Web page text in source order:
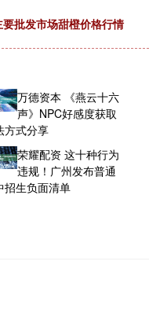
批发市场甜橙价格行情
万德资本 《燕云十六
声》NPC好感度获取
方式分享
荣耀配资 这十种行为
违规！广州发布普通
招生负面清单